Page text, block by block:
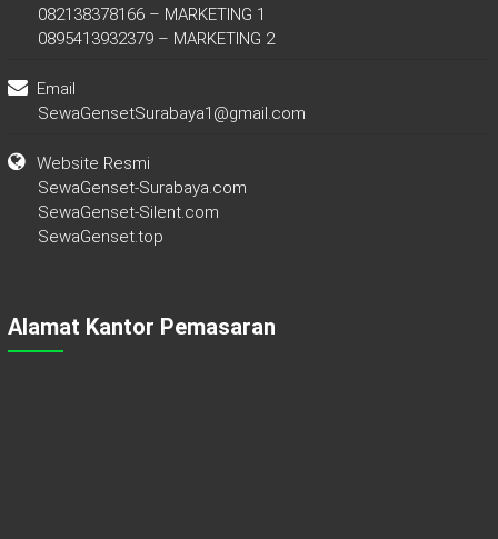
082138378166 – MARKETING 1
0895413932379 – MARKETING 2
Email
SewaGensetSurabaya1@gmail.com
Website Resmi
SewaGenset-Surabaya.com
SewaGenset-Silent.com
SewaGenset.top
Alamat Kantor Pemasaran